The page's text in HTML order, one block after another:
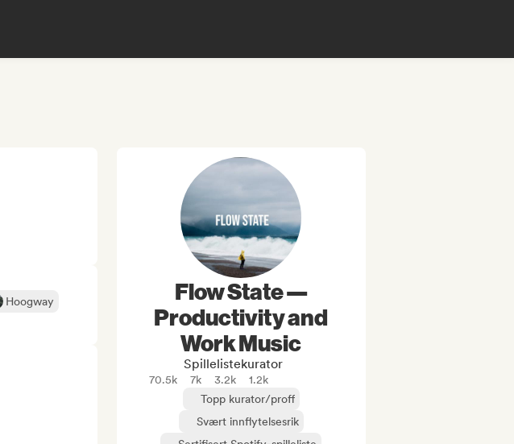
Hoogway
Flow State —
Productivity and
Work Music
Spillelistekurator
70.5k 7k 3.2k
1.2k
Topp kurator/proff
Svært innflytelsesrik